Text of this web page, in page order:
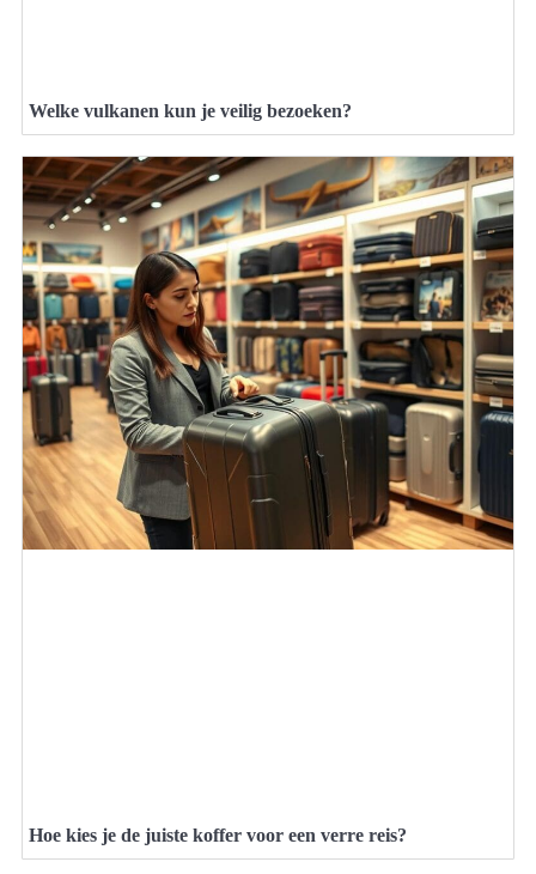
Welke vulkanen kun je veilig bezoeken?
Hoe kies je de juiste koffer voor een verre reis?